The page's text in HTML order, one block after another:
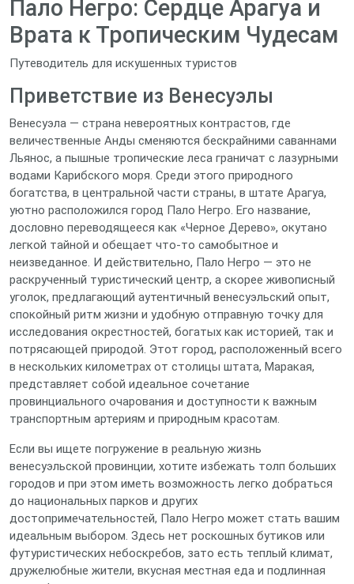
Пало Негро: Сердце Арагуа и
Врата к Тропическим Чудесам
Путеводитель для искушенных туристов
Приветствие из Венесуэлы
Венесуэла — страна невероятных контрастов, где
величественные Анды сменяются бескрайними саваннами
Льянос, а пышные тропические леса граничат с лазурными
водами Карибского моря. Среди этого природного
богатства, в центральной части страны, в штате Арагуа,
уютно расположился город Пало Негро. Его название,
дословно переводящееся как «Черное Дерево», окутано
легкой тайной и обещает что-то самобытное и
неизведанное. И действительно, Пало Негро — это не
раскрученный туристический центр, а скорее живописный
уголок, предлагающий аутентичный венесуэльский опыт,
спокойный ритм жизни и удобную отправную точку для
исследования окрестностей, богатых как историей, так и
потрясающей природой. Этот город, расположенный всего
в нескольких километрах от столицы штата, Маракая,
представляет собой идеальное сочетание
провинциального очарования и доступности к важным
транспортным артериям и природным красотам.
Если вы ищете погружение в реальную жизнь
венесуэльской провинции, хотите избежать толп больших
городов и при этом иметь возможность легко добраться
до национальных парков и других
достопримечательностей, Пало Негро может стать вашим
идеальным выбором. Здесь нет роскошных бутиков или
футуристических небоскребов, зато есть теплый климат,
дружелюбные жители, вкусная местная еда и подлинная